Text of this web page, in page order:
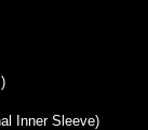
Inner Sleeve)